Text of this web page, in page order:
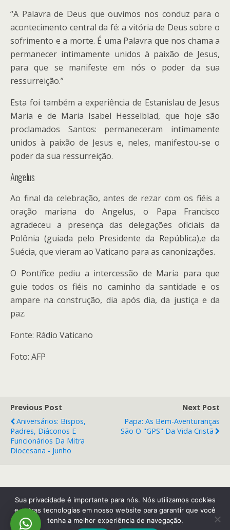
“A Palavra de Deus que ouvimos nos conduz para o
acontecimento central da fé: a vitória de Deus sobre o
sofrimento e a morte. É uma Palavra que nos chama a
permanecer intimamente unidos à paixão de Jesus,
para que se manifeste em nós o poder da sua
ressurreição.”
Esta foi também a experiência de Estanislau de Jesus
Maria e de Maria Isabel Hesselblad, que hoje são
proclamados Santos: permaneceram intimamente
unidos à paixão de Jesus e, neles, manifestou-se o
poder da sua ressurreição.
Angelus
Ao final da celebração, antes de rezar com os fiéis a
oração mariana do Angelus, o Papa Francisco
agradeceu a presença das delegações oficiais da
Polônia (guiada pelo Presidente da República),e da
Suécia, que vieram ao Vaticano para as canonizações.
O Pontífice pediu a intercessão de Maria para que
guie todos os fiéis no caminho da santidade e os
ampare na construção, dia após dia, da justiça e da
paz.
Fonte: Rádio Vaticano
Foto: AFP
Previous Post
Aniversários: Bispos,
Padres, Diáconos E
Funcionários Da Mitra
Diocesana - Junho
Next Post
Papa: As Bem-Aventuranças
São O "GPS" Da Vida Cristã
Back to top
Mobile Desktop
Sua privacidade é importante para nós. Nós utilizamos cookies
e outras tecnologias em nosso website para garantir que você
tenha a melhor experiência de navegação.